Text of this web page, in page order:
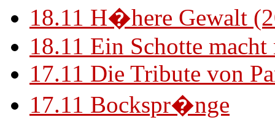
18.11 H�here Gewalt
18.11 Ein Schotte
17.11 Die Tribute von
17.11 Bockspr�nge